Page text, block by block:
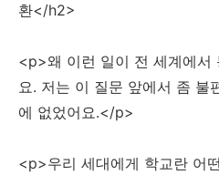
환</h2>
<p>왜 이런 일이 전 세계에서
요. 저는 이 질문 앞에서 좀 불
에 없었어요.</p>
<p>우리 세대에게 학교란 어